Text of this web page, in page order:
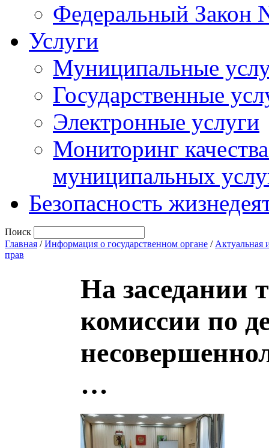
Федеральный Закон
Услуги
Муниципальные
Государственные
Электронные услуги
Мониторинг
муниципальных
Безопасность
Поиск
Главная /Информация о государственном органе / Актуальная
прав
На заседании
комиссии по
…